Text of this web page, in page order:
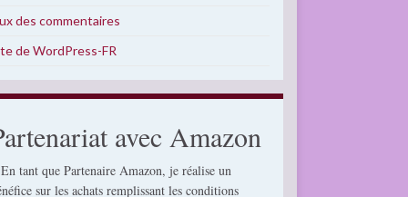
des commentaires
de WordPress-FR
avec Amazon
tant que Partenaire Amazon, je réalise un
sur les achats remplissant les conditions